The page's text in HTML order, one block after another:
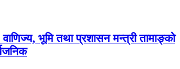
वाणिज्य, भूमि तथा प्रशासन मन्त्री तामाङ्को